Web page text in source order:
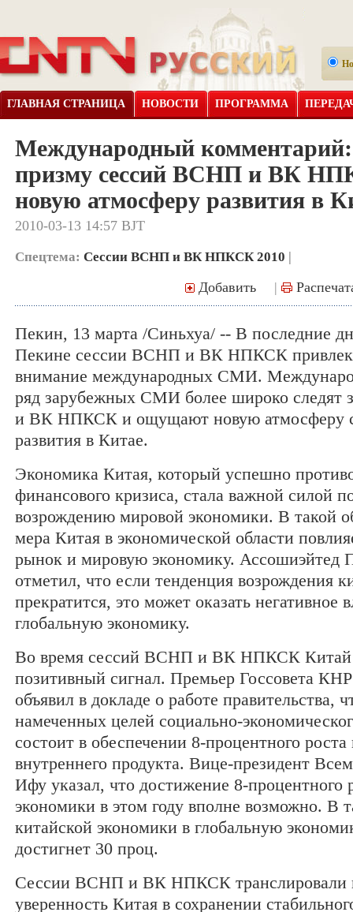
ГЛАВНАЯ СТРАНИЦА НОВОСТИ ПРОГРАММА
Международный
призму сессий ВСНП и ВК
новую атмосферу развития в
2010-03-13 14:57 BJT
Спецтема: Сессии ВСНП и ВК НПКСК 2010 |
Добавить |
Пекин, 13 марта /Синьхуа/ -- В последние
Пекине сессии ВСНП и ВК НПКСК
внимание международных СМИ.
ряд зарубежных СМИ более широко следят
и ВК НПКСК и ощущают новую атмосферу
развития в Китае.
Экономика Китая, который успешно
финансового кризиса, стала важной силой
возрождению мировой экономики. В такой
мера Китая в экономической области
рынок и мировую экономику. Ассошиэйтед
отметил, что если тенденция возрождения
прекратится, это может оказать негативное
глобальную экономику.
Во время сессий ВСНП и ВК НПКСК Китай
позитивный сигнал. Премьер Госсовета
объявил в докладе о работе правительства,
намеченных целей социально-
состоит в обеспечении 8-процентного роста
внутреннего продукта. Вице-президент
Ифу указал, что достижение 8-процентного
экономики в этом году вполне возможно. В
китайской экономики в глобальную
достигнет 30 проц.
Сессии ВСНП и ВК НПКСК транслировали
уверенность Китая в сохранении